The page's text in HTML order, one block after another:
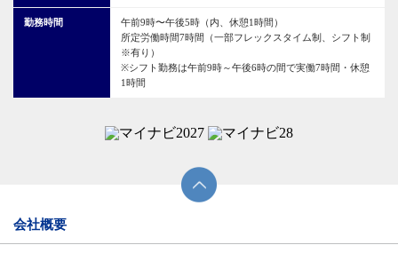
勤務時間
午前9時〜午後5時（内、休憩1時間）
所定労働時間7時間（一部フレックスタイム制、シフト制
※有り）
※シフト勤務は午前9時～午後6時の間で実働7時間・休憩
1時間
会社概要